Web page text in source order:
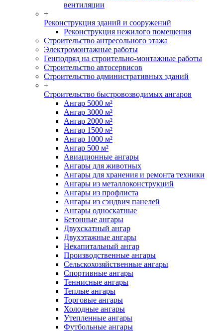
вентиляции
+
Реконструкция зданий и сооружений
Реконструкция нежилого помещения
Строительство антресольного этажа
Электромонтажные работы
Генподряд на строительно-монтажные работы
Строительство автосервисов
Строительство административных зданий
+
Строительство быстровозводимых ангаров
Ангар 5000 м²
Ангар 3000 м²
Ангар 2000 м²
Ангар 1500 м²
Ангар 1000 м²
Ангар 500 м²
Авиационные ангары
Ангары для животных
Ангары для хранения и ремонта техники
Ангары из металлоконструкций
Ангары из профлиста
Ангары из сэндвич панелей
Ангары односкатные
Бетонные ангары
Двухскатный ангар
Двухэтажные ангары
Некапитальный ангар
Производственные ангары
Сельскохозяйственные ангары
Спортивные ангары
Теннисные ангары
Теплые ангары
Торговые ангары
Холодные ангары
Утепленные ангары
Футбольные ангары